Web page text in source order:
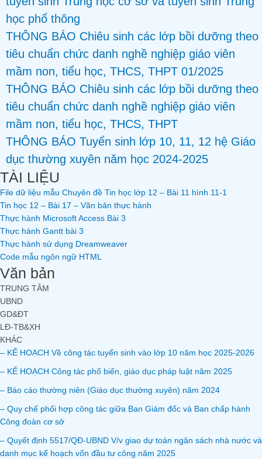
học phổ thông
THÔNG BÁO Chiêu sinh các lớp bồi dưỡng theo
tiêu chuẩn chức danh nghề nghiệp giáo viên
mầm non, tiểu học, THCS, THPT 01/2025
THÔNG BÁO Chiêu sinh các lớp bồi dưỡng theo
tiêu chuẩn chức danh nghề nghiệp giáo viên
mầm non, tiểu học, THCS, THPT
THÔNG BÁO Tuyển sinh lớp 10, 11, 12 hệ Giáo
dục thường xuyên năm học 2024-2025
TÀI LIỆU
File dữ liệu mẫu Chuyên đề Tin học lớp 12 – Bài 11 hình 11-1
Tin học 12 – Bài 17 – Văn bản thực hành
Thực hành Microsoft Access Bài 3
Thực hành Gantt bài 3
Thực hành sử dụng Dreamweaver
Code mẫu ngôn ngữ HTML
Văn bản
TRUNG TÂM
UBND
GD&ĐT
LĐ-TB&XH
KHÁC
– KẾ HOẠCH Về công tác tuyển sinh vào lớp 10 năm học 2025-2026
– KẾ HOẠCH Công tác phổ biến, giáo dục pháp luật năm 2025
– Báo cáo thường niên (Giáo dục thường xuyên) năm 2024
– Quy chế phối hợp công tác giữa Ban Giám đốc và Ban chấp hành
Công đoàn cơ sở
– Quyết định 5517/QĐ-UBND V/v giao dự toán ngân sách nhà nước và
danh mục kế hoạch vốn đầu tư công năm 2025